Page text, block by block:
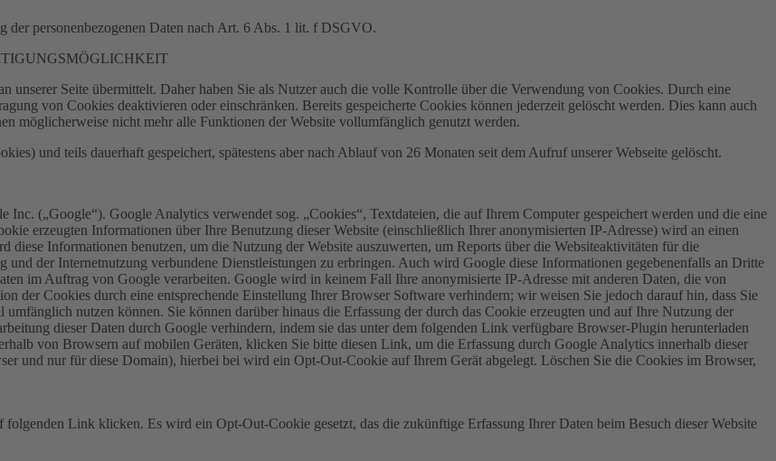
der personenbezogenen Daten nach Art. 6 Abs. 1 lit. f DSGVO.
unserer Seite übermittelt. Daher haben Sie als Nutzer auch die volle Kontrolle über die Verwendung von Cookies. Durch eine
von Cookies deaktivieren oder einschränken. Bereits gespeicherte Cookies können jederzeit gelöscht werden. Dies kann auch
möglicherweise nicht mehr alle Funktionen der Website vollumfänglich genutzt werden.
und teils dauerhaft gespeichert, spätestens aber nach Ablauf von 26 Monaten seit dem Aufruf unserer Webseite gelöscht.
Inc. („Google“). Google Analytics verwendet sog. „Cookies“, Textdateien, die auf Ihrem Computer gespeichert werden und die eine
erzeugten Informationen über Ihre Benutzung dieser Website (einschließlich Ihrer anonymisierten IP-Adresse) wird an einen
Informationen benutzen, um die Nutzung der Website auszuwerten, um Reports über die Websiteaktivitäten für die
und der Internetnutzung verbundene Dienstleistungen zu erbringen. Auch wird Google diese Informationen gegebenenfalls an Dritte
im Auftrag von Google verarbeiten. Google wird in keinem Fall Ihre anonymisierte IP-Adresse mit anderen Daten, die von
der Cookies durch eine entsprechende Einstellung Ihrer Browser Software verhindern; wir weisen Sie jedoch darauf hin, dass Sie
nutzen können. Sie können darüber hinaus die Erfassung der durch das Cookie erzeugten und auf Ihre Nutzung der
dieser Daten durch Google verhindern, indem sie das unter dem folgenden Link verfügbare Browser-Plugin herunterladen
von Browsern auf mobilen Geräten, klicken Sie bitte diesen Link, um die Erfassung durch Google Analytics innerhalb dieser
und nur für diese Domain), hierbei bei wird ein Opt-Out-Cookie auf Ihrem Gerät abgelegt. Löschen Sie die Cookies im Browser,
Link klicken. Es wird ein Opt-Out-Cookie gesetzt, das die zukünftige Erfassung Ihrer Daten beim Besuch dieser Website